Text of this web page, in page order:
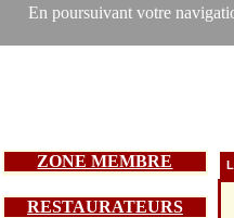
En poursuivant votre
ZONE MEMBRE
RESTAURATEURS